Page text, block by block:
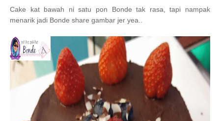
Cake kat bawah ni satu pon Bonde tak rasa, tapi nampak
menarik jadi Bonde share gambar jer yea..